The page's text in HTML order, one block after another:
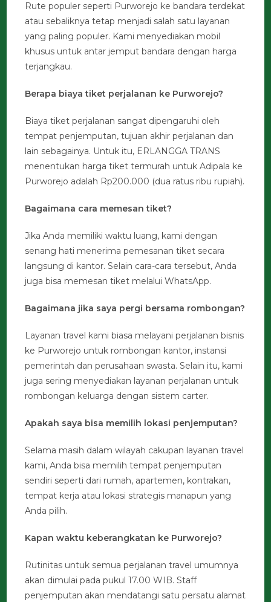
Rute populer seperti Purworejo ke bandara terdekat
atau sebaliknya tetap menjadi salah satu layanan
yang paling populer. Kami menyediakan mobil
khusus untuk antar jemput bandara dengan harga
terjangkau.
Berapa biaya tiket perjalanan ke Purworejo?
Biaya tiket perjalanan sangat dipengaruhi oleh
tempat penjemputan, tujuan akhir perjalanan dan
lain sebagainya. Untuk itu, ERLANGGA TRANS
menentukan harga tiket termurah untuk Adipala ke
Purworejo adalah Rp200.000 (dua ratus ribu rupiah).
Bagaimana cara memesan tiket?
Jika Anda memiliki waktu luang, kami dengan
senang hati menerima pemesanan tiket secara
langsung di kantor. Selain cara-cara tersebut, Anda
juga bisa memesan tiket melalui WhatsApp.
Bagaimana jika saya pergi bersama rombongan?
Layanan travel kami biasa melayani perjalanan bisnis
ke Purworejo untuk rombongan kantor, instansi
pemerintah dan perusahaan swasta. Selain itu, kami
juga sering menyediakan layanan perjalanan untuk
rombongan keluarga dengan sistem carter.
Apakah saya bisa memilih lokasi penjemputan?
Selama masih dalam wilayah cakupan layanan travel
kami, Anda bisa memilih tempat penjemputan
sendiri seperti dari rumah, apartemen, kontrakan,
tempat kerja atau lokasi strategis manapun yang
Anda pilih.
Kapan waktu keberangkatan ke Purworejo?
Rutinitas untuk semua perjalanan travel umumnya
akan dimulai pada pukul 17.00 WIB. Staff
penjemputan akan mendatangi satu persatu alamat